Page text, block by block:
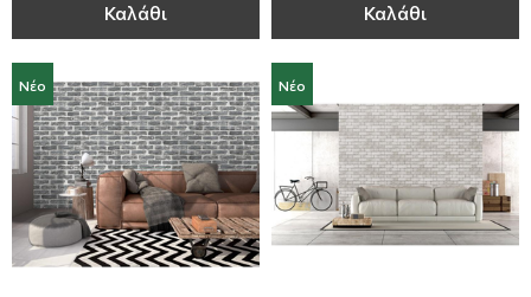
Καλάθι Καλάθι
Νέο Νέο